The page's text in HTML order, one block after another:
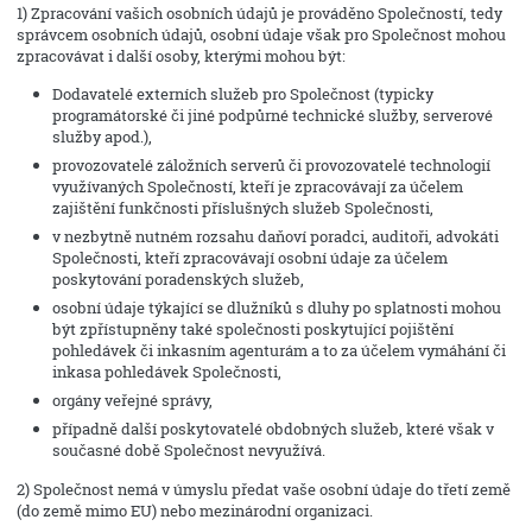
1) Zpracování vašich osobních údajů je prováděno Společností, tedy
správcem osobních údajů, osobní údaje však pro Společnost mohou
zpracovávat i další osoby, kterými mohou být:
Dodavatelé externích služeb pro Společnost (typicky
programátorské či jiné podpůrné technické služby, serverové
služby apod.),
provozovatelé záložních serverů či provozovatelé technologií
využívaných Společností, kteří je zpracovávají za účelem
zajištění funkčnosti příslušných služeb Společnosti,
v nezbytně nutném rozsahu daňoví poradci, auditoři, advokáti
Společnosti, kteří zpracovávají osobní údaje za účelem
poskytování poradenských služeb,
osobní údaje týkající se dlužníků s dluhy po splatnosti mohou
být zpřístupněny také společnosti poskytující pojištění
pohledávek či inkasním agenturám a to za účelem vymáhání či
inkasa pohledávek Společnosti,
orgány veřejné správy,
případně další poskytovatelé obdobných služeb, které však v
současné době Společnost nevyužívá.
2) Společnost nemá v úmyslu předat vaše osobní údaje do třetí země
(do země mimo EU) nebo mezinárodní organizaci.